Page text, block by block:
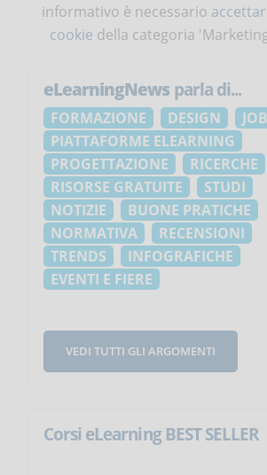
informativo è necessario
cookie della categoria
eLearningNews parla di...
FORMAZIONE DESIGN
JOB
PIATTAFORME ELEARNING
PROGETTAZIONE
RICERCHE
RISORSE GRATUITE
STUDI
NOTIZIE
BUONE PRATICHE
NORMATIVA
RECENSIONI
TRENDS
INFOGRAFICHE
EVENTI E FIERE
VEDI TUTTI GLI ARGOMENTI
Corsi eLearning BEST SELLER